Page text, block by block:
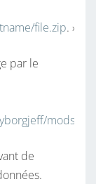
file.zip. »
par le
mods/
de